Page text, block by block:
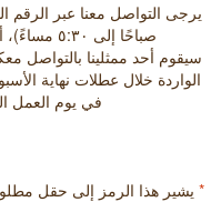
صباحًا إلى ٥:۳۰ مساءً)، أو بدلاً من ذلك تعبئة النموذج أدناه.
سيقوم أحد ممثلينا بالتواصل
الواردة خلال عطلات نهاية
في يوم العمل
* يشير هذا الرمز إلى حقل